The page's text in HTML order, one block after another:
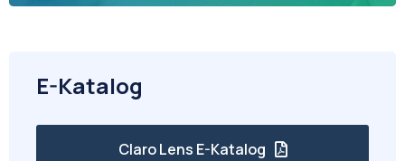
E-Katalog
Claro Lens E-Katalog